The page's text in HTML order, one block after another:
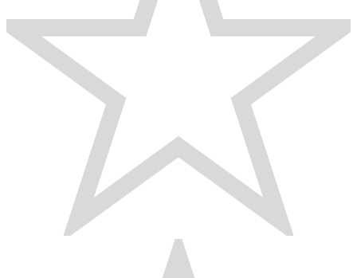
энергосбережения. Есть поддержка быстрой зарядки.